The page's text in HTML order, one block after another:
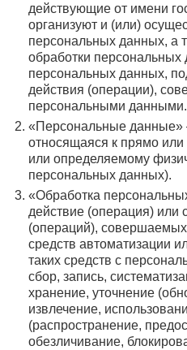
действующие от имени
организуют и (или)
персональных данных, а
обработки персональных
персональных данных,
действия (операции),
персональными данными.
«Персональные
относящаяся к прямо
или определяемому
персональных данных).
«Обработка
действие (операция) или
(операций),
средств автоматизации
таких средств с
сбор, запись,
хранение, уточнение
извлечение,
(распространение,
обезличивание,